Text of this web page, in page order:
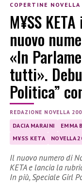
COPERTINE NOVELLA
M¥SS
nuovo
«In
tutti».
Politica”
REDAZIONE NOVELLA
DACIA MARAINI EMMA
M¥SS KETA
NOVELLA
Il nuovo numero di
KETA e lancia la
In più, Speciale Girl